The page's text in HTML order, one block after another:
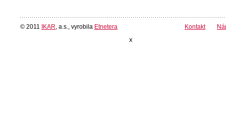
© 2011 IKAR , a.s., vyrobila Etnetera Kontakt
x